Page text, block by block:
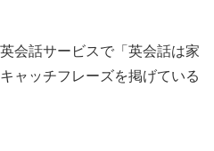
会話サービスで「英会話は家
ャッチフレーズを掲げている